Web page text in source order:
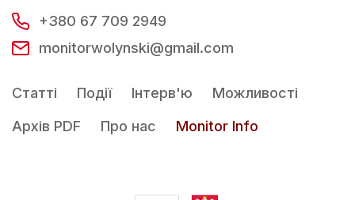
+380 67 709 2949
monitorwolynski@gmail.com
Статті Події Інтерв'ю
Можливості
Архів PDF
Про нас Monitor Info